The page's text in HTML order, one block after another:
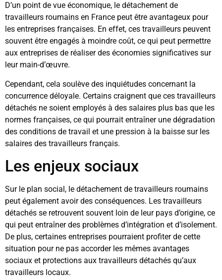
D’un point de vue économique, le détachement de
travailleurs roumains en France peut être avantageux pour
les entreprises françaises. En effet, ces travailleurs peuvent
souvent être engagés à moindre coût, ce qui peut permettre
aux entreprises de réaliser des économies significatives sur
leur main-d’œuvre.
Cependant, cela soulève des inquiétudes concernant la
concurrence déloyale. Certains craignent que ces travailleurs
détachés ne soient employés à des salaires plus bas que les
normes françaises, ce qui pourrait entraîner une dégradation
des conditions de travail et une pression à la baisse sur les
salaires des travailleurs français.
Les enjeux sociaux
Sur le plan social, le détachement de travailleurs roumains
peut également avoir des conséquences. Les travailleurs
détachés se retrouvent souvent loin de leur pays d’origine, ce
qui peut entraîner des problèmes d’intégration et d’isolement.
De plus, certaines entreprises pourraient profiter de cette
situation pour ne pas accorder les mêmes avantages
sociaux et protections aux travailleurs détachés qu’aux
travailleurs locaux.